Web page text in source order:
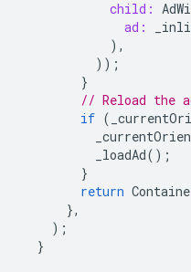
child:
ad:
),
));
}
// Reload the
if (
_loadAd();
}
return
},
);
}